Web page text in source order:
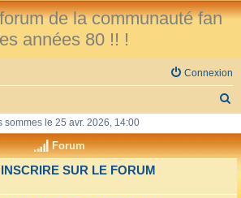
de la communauté fan
années 80 !! !
Connexion
h
sommes le 25 avr. 2026, 14:00
Forum
SUR LE FORUM